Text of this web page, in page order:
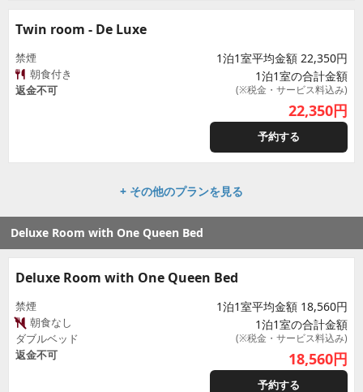
Twin room - De Luxe
禁煙
朝食付き
返金不可
1泊1室平均金額 22,350円
1泊1室の合計金額
(※税金・サービス料込み)
22,350円
予約する
+ その他のプランを見る
Deluxe Room with One Queen Bed
Deluxe Room with One Queen Bed
禁煙
朝食なし
ダブルベッド
返金不可
1泊1室平均金額 18,560円
1泊1室の合計金額
(※税金・サービス料込み)
18,560円
予約する